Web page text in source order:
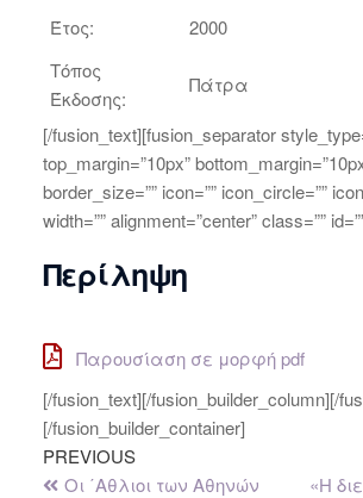
Έτος:
2000
Τόπος
Έκδοσης:
Πάτρα
[/fusion_text][fusion_separator
top_margin=”10px”
border_size=”” icon=”” icon_circle=””
width=”” alignment=”center” class=””
Περίληψη
Παρουσίαση σε μορφή pdf
[/fusion_text][/fusion_builder_column][/
[/fusion_builder_container]
PREVIOUS
Οι ΄Αθλιοι των Αθηνών
«Η